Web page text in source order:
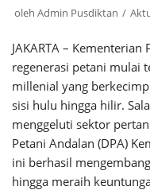
oleh Admin Pusdiktan
JAKARTA –
regenerasi petani mulai
millenial yang
sisi hulu hingga hilir.
menggeluti sektor
Petani Andalan (DPA)
ini berhasil
hingga meraih